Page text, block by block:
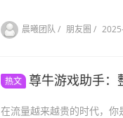
晨曦团队 / 朋友圈 /
热文 尊牛游戏助手：
在流量越来越贵的时代，